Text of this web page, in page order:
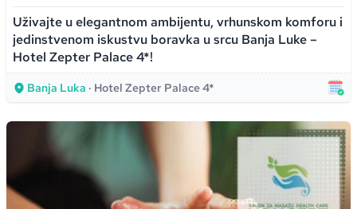
Uživajte u elegantnom ambijentu, vrhunskom komforu i
jedinstvenom iskustvu boravka u srcu Banja Luke –
Hotel Zepter Palace 4*!
Banja Luka · Hotel Zepter Palace 4*